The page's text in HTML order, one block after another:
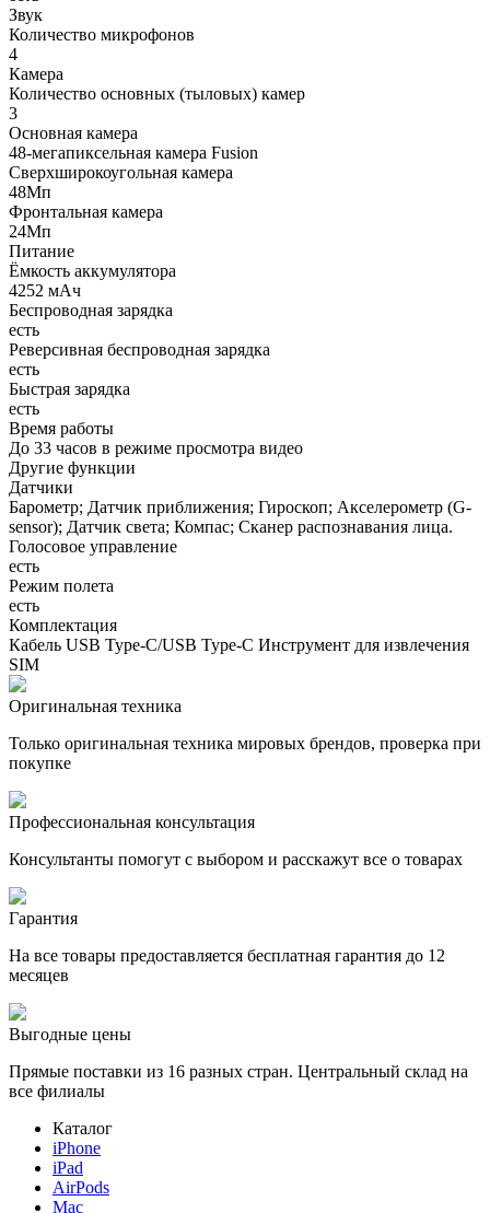
Звук
Количество микрофонов
4
Камера
Количество основных (тыловых) камер
3
Основная камера
48-мегапиксельная камера Fusion
Сверхширокоугольная камера
48Мп
Фронтальная камера
24Мп
Питание
Ёмкость аккумулятора
4252 мАч
Беспроводная зарядка
есть
Реверсивная беспроводная зарядка
есть
Быстрая зарядка
есть
Время работы
До 33 часов в режиме просмотра видео
Другие функции
Датчики
Барометр; Датчик приближения; Гироскоп; Акселерометр (G-
sensor); Датчик света; Компас; Сканер распознавания лица.
Голосовое управление
есть
Режим полета
есть
Комплектация
Кабель USB Type-C/USB Type-C Инструмент для извлечения
SIM
Оригинальная техника
Только оригинальная техника мировых брендов, проверка при
покупке
Профессиональная консультация
Консультанты помогут с выбором и расскажут все о товарах
Гарантия
На все товары предоставляется бесплатная гарантия до 12
месяцев
Выгодные цены
Прямые поставки из 16 разных стран. Центральный склад на
все филиалы
Каталог
iPhone
iPad
AirPods
Mac